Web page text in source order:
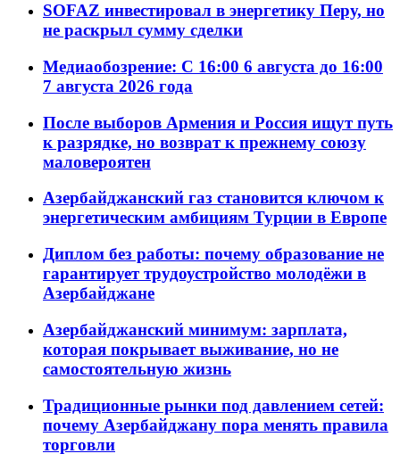
SOFAZ инвестировал в энергетику Перу, но
не раскрыл сумму сделки
Медиаобозрение: С 16:00 6 августа до 16:00
7 августа 2026 года
После выборов Армения и Россия ищут путь
к разрядке, но возврат к прежнему союзу
маловероятен
Азербайджанский газ становится ключом к
энергетическим амбициям Турции в Европе
Диплом без работы: почему образование не
гарантирует трудоустройство молодёжи в
Азербайджане
Азербайджанский минимум: зарплата,
которая покрывает выживание, но не
самостоятельную жизнь
Традиционные рынки под давлением сетей:
почему Азербайджану пора менять правила
торговли